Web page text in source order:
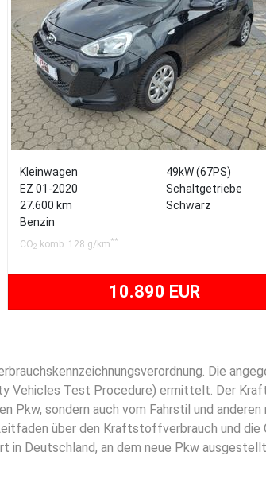
Kleinwagen
EZ 01-2020
27.600 km
Benzin
49kW (67PS)
Schaltgetriebe
Schwarz
CO2 komb.:128 g/km **
10.890 EUR
Die
Vehicles Test Procedure) ermittelt. Der
sondern auch vom Fahrstil und
über den Kraftstoffverbrauch und die
Deutschland, an dem neue Pkw